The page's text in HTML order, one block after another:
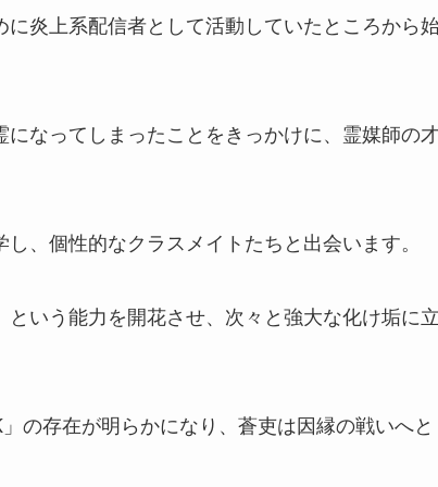
炎上系配信者として活動していたところから
なってしまったことをきっかけに、霊媒師の
、個性的なクラスメイトたちと出会います。
いう能力を開花させ、次々と強大な化け垢に立
の存在が明らかになり、蒼吏は因縁の戦いへと